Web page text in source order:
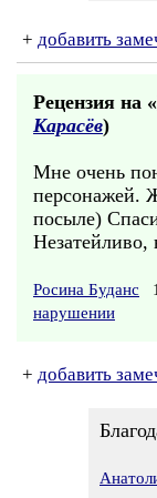
+ добавить
Рецензия на «
Карасёв)
Мне очень
персонажей.
посыле)
Незатейливо,
Росина Буданс
нарушении
+ добавить